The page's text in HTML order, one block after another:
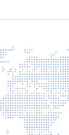
Home
Producten
Laserveiligheid
Over ons
Contact